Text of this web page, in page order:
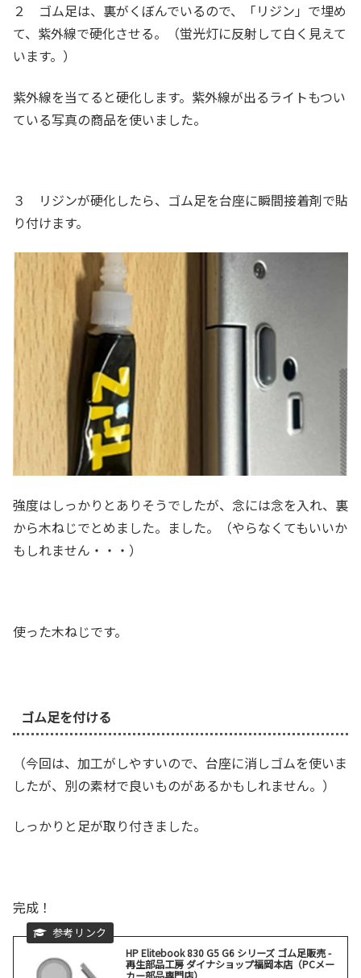
２ ゴム足は、裏がくぼんでいるので、「リジン」で埋め
て、紫外線で硬化させる。（蛍光灯に反射して白く見えて
います。）
紫外線を当てると硬化します。紫外線が出るライトもつい
ている写真の商品を使いました。
３ リジンが硬化したら、ゴム足を台座に瞬間接着剤で貼
り付けます。
強度はしっかりとありそうでしたが、念には念を入れ、裏
から木ねじでとめました。ました。（やらなくてもいいか
もしれません・・・）
使った木ねじです。
ゴム足を付ける
（今回は、加工がしやすいので、台座に消しゴムを使いま
したが、別の素材で良いものがあるかもしれません。）
しっかりと足が取り付きました。
完成！
HP Elitebook 830 G5 G6 シリーズ ゴム足販売 -
再生部品工房 ダイナショップ福岡本店（PCメー
カー部品専門店）